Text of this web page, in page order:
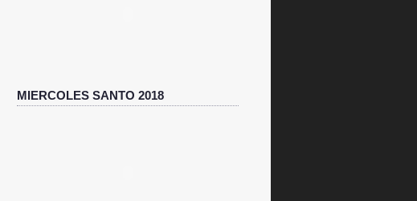
MIERCOLES SANTO 2018